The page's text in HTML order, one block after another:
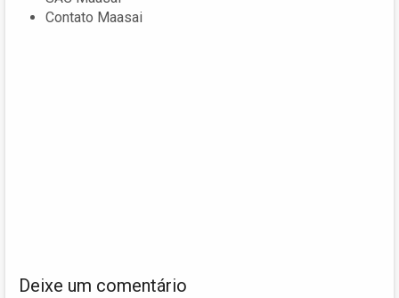
Contato Maasai
Deixe um comentário